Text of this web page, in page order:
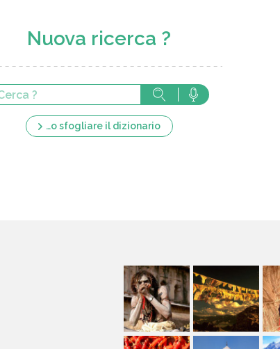
Nuova ricerca ?
…o sfogliare il dizionario